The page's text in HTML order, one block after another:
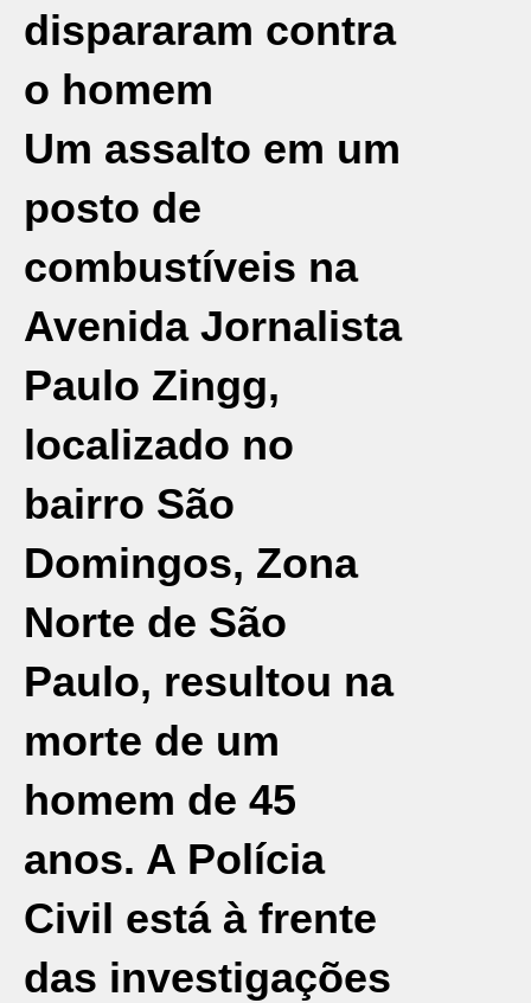
dispararam contra
o homem
Um assalto em um
posto de
combustíveis na
Avenida Jornalista
Paulo Zingg,
localizado no
bairro São
Domingos, Zona
Norte de São
Paulo, resultou na
morte de um
homem de 45
anos. A Polícia
Civil está à frente
das investigações